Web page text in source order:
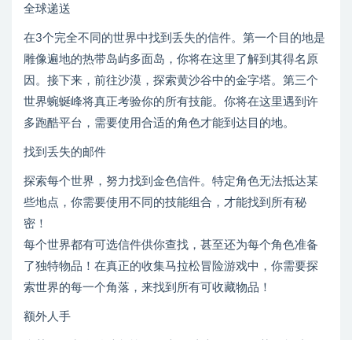
全球递送
在3个完全不同的世界中找到丢失的信件。第一个目的地是
雕像遍地的热带岛屿多面岛，你将在这里了解到其得名原
因。接下来，前往沙漠，探索黄沙谷中的金字塔。第三个
世界蜿蜒峰将真正考验你的所有技能。你将在这里遇到许
多跑酷平台，需要使用合适的角色才能到达目的地。
找到丢失的邮件
探索每个世界，努力找到金色信件。特定角色无法抵达某
些地点，你需要使用不同的技能组合，才能找到所有秘
密！
每个世界都有可选信件供你查找，甚至还为每个角色准备
了独特物品！在真正的收集马拉松冒险游戏中，你需要探
索世界的每一个角落，来找到所有可收藏物品！
额外人手